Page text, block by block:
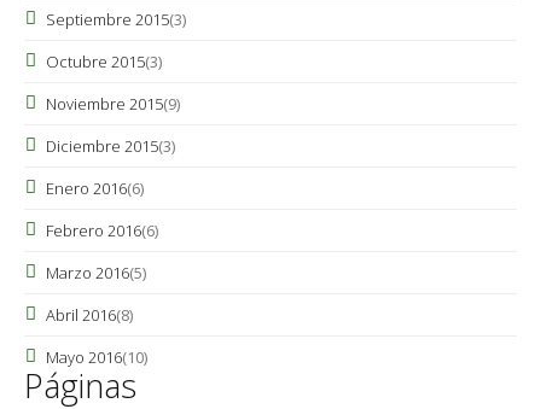
Septiembre 2015(3)
Octubre 2015(3)
Noviembre 2015(9)
Diciembre 2015(3)
Enero 2016(6)
Febrero 2016(6)
Marzo 2016(5)
Abril 2016(8)
Mayo 2016(10)
Páginas